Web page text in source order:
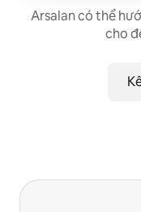
Arsalan có thể
cho